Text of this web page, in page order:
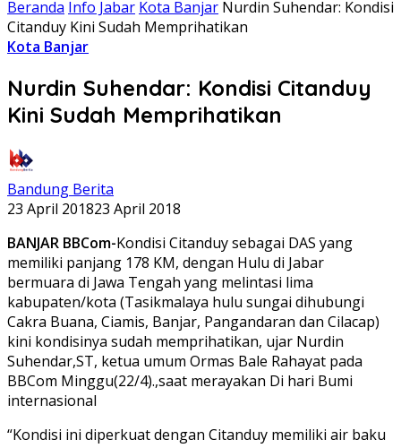
Beranda Info Jabar Kota Banjar Nurdin Suhendar: Kondisi
Citanduy Kini Sudah Memprihatikan
Kota Banjar
Nurdin Suhendar: Kondisi Citanduy
Kini Sudah Memprihatikan
Bandung Berita
23 April 201823 April 2018
BANJAR BBCom-Kondisi Citanduy sebagai DAS yang
memiliki panjang 178 KM, dengan Hulu di Jabar
bermuara di Jawa Tengah yang melintasi lima
kabupaten/kota (Tasikmalaya hulu sungai dihubungi
Cakra Buana, Ciamis, Banjar, Pangandaran dan Cilacap)
kini kondisinya sudah memprihatikan, ujar Nurdin
Suhendar,ST, ketua umum Ormas Bale Rahayat pada
BBCom Minggu(22/4).,saat merayakan Di hari Bumi
internasional
“Kondisi ini diperkuat dengan Citanduy memiliki air baku